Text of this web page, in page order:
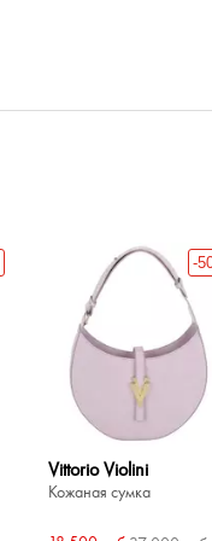
-
Vittorio Violini
Кожаная сумка